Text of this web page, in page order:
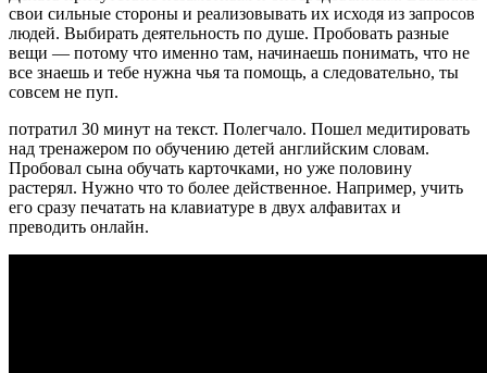
свои сильные стороны и реализовывать их исходя из запросов
людей. Выбирать деятельность по душе. Пробовать разные
вещи — потому что именно там, начинаешь понимать, что не
все знаешь и тебе нужна чья та помощь, а следовательно, ты
совсем не пуп.
потратил 30 минут на текст. Полегчало. Пошел медитировать
над тренажером по обучению детей английским словам.
Пробовал сына обучать карточками, но уже половину
растерял. Нужно что то более действенное. Например, учить
его сразу печатать на клавиатуре в двух алфавитах и
преводить онлайн.